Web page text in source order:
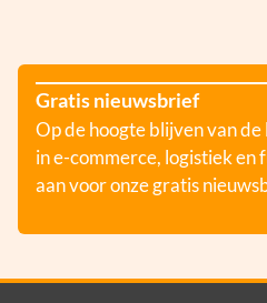
Gratis nieuwsbrief
Op de hoogte blijven van
in e-commerce, logistiek en
aan voor onze gratis